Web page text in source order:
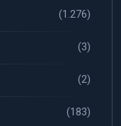
(1.276)
(3)
(2)
(183)